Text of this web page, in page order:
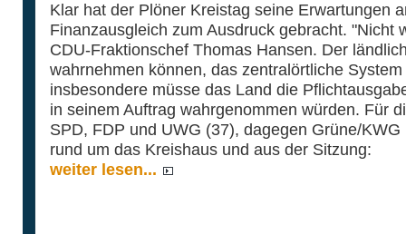
Klar hat der Plöner Kreistag seine Erwartungen
Finanzausgleich zum Ausdruck gebracht. "Nicht
CDU-Fraktionschef Thomas Hansen. Der
wahrnehmen können, das zentralörtliche
insbesondere müsse das Land die
in seinem Auftrag wahrgenommen würden. Für
SPD, FDP und UWG (37), dagegen Grüne/
rund um das Kreishaus und aus der Sitzung:
weiter lesen...